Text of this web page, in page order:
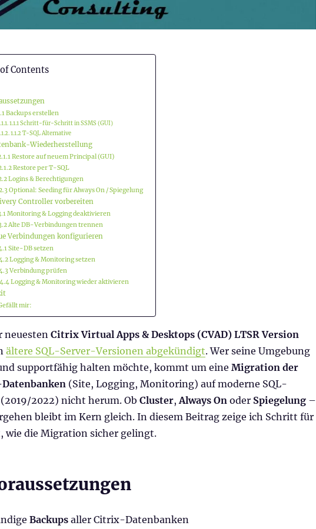
Contents
Backups erstellen
1.1.1 Schritt-für-Schritt in SSMS (GUI)
1.1.2 T-SQL Alternative
Wiederherstellung
Restore auf neuem Principal (GUI)
Restore per T-SQL
Logins & Berechtigungen
Optional: Seeding für Always On / Spiegelung
Controller vorbereiten
Monitoring & Logging deaktivieren
Alte DB-Verbindungen trennen
Verbindungen konfigurieren
Site-DB setzen
Logging & Monitoring setzen
Verbindung prüfen
4.4 Logging & Monitoring wieder aktivieren
mir:
neuesten Citrix Virtual Apps & Desktops (CVAD) LTSR Version
ältere SQL-Server-Versionen abgekündigt. Wer seine Umgebung
supportfähig halten möchte, kommt um eine Migration der
(Site, Logging, Monitoring) auf moderne SQL-
2022) nicht herum. Ob Cluster, Always On oder Spiegelung–
bleibt im Kern gleich. In diesem Beitrag zeige ich Schritt für
wie die Migration sicher gelingt.
Backupsaller Citrix-Datenbanken